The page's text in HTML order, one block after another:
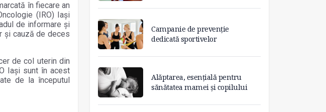
în fiecare an
(IRO) Iași
de informare și
și cauză de deces
de col uterin din
Iași sunt în acest
de la începutul
Campanie de prevenție
dedicată sportivelor
Alăptarea, esențială pentru
sănătatea mamei și copilului